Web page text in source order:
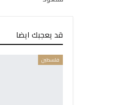
قد يعجبك ايضا
فلسطين